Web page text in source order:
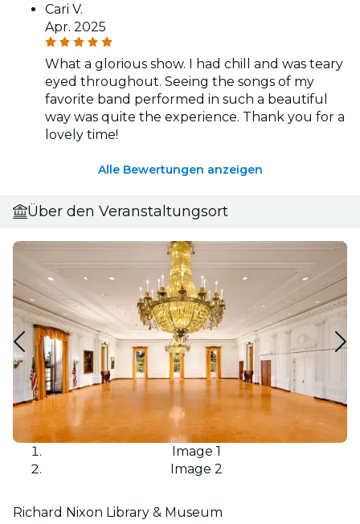
Cari V.
Apr. 2025
What a glorious show. I had chill and was teary
eyed throughout. Seeing the songs of my
favorite band performed in such a beautiful
way was quite the experience. Thank you for a
lovely time!
Alle Bewertungen anzeigen
Über den Veranstaltungsort
Image 1
Image 2
Richard Nixon Library & Museum